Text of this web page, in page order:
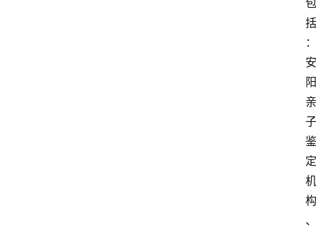
包
括
：
安
阳
亲
子
鉴
定
机
构
、